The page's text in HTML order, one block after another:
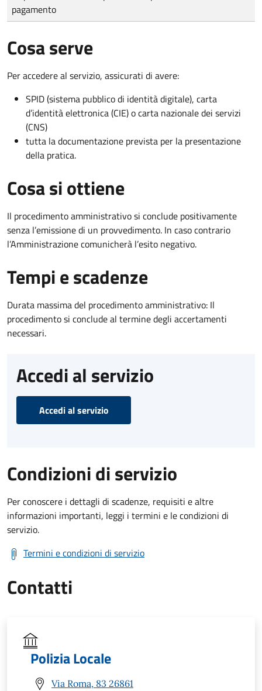
pagamento
Cosa serve
Per accedere al servizio, assicurati di avere:
SPID (sistema pubblico di identità digitale), carta
d’identità elettronica (CIE) o carta nazionale dei servizi
(CNS)
tutta la documentazione prevista per la presentazione
della pratica.
Cosa si ottiene
Il procedimento amministrativo si conclude positivamente
senza l’emissione di un provvedimento. In caso contrario
l’Amministrazione comunicherà l’esito negativo.
Tempi e scadenze
Durata massima del procedimento amministrativo: Il
procedimento si conclude al termine degli accertamenti
necessari.
Accedi al servizio
Accedi al servizio
Condizioni di servizio
Per conoscere i dettagli di scadenze, requisiti e altre
informazioni importanti, leggi i termini e le condizioni di
servizio.
Termini e condizioni di servizio
Contatti
Polizia Locale
Via Roma, 83 26861